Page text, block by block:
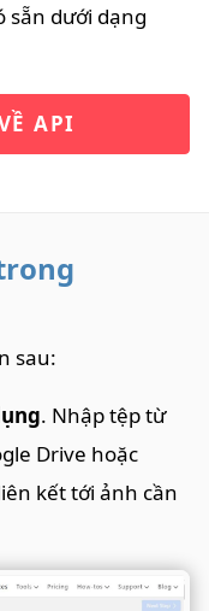
sẵn dưới dạng
API
sau:
. Nhập tệp từ
Drive hoặc
kết tới ảnh cần